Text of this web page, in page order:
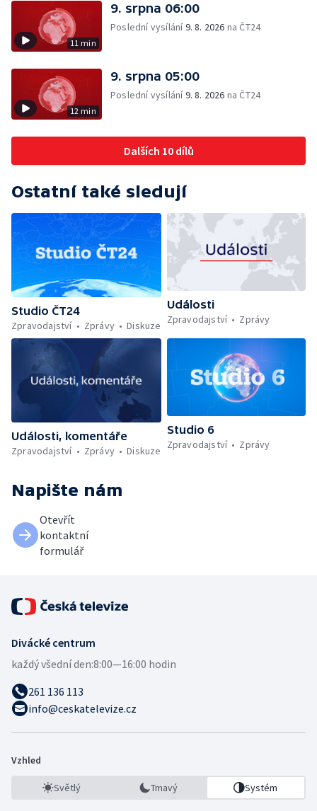
11 min
9. srpna 06:00
Poslední vysílání9. 8. 2026 na ČT24
12 min
9. srpna 05:00
Poslední vysílání9. 8. 2026 na ČT24
Dalších 10 dílů
Ostatní také sledují
Studio ČT24
Zpravodajství
Zprávy Diskuze
Události
Zpravodajství
Zprávy
Události, komentáře
Zpravodajství
Zprávy Diskuze
Studio 6
Zpravodajství
Zprávy
Napište nám
Otevřít
kontaktní
formulář
Divácké centrum
každý všední den:8:00—16:00 hodin
261 136 113
info@ceskatelevize.cz
Vzhled
Světlý Tmavý Systém